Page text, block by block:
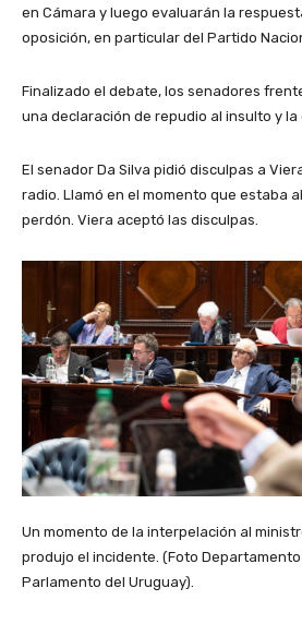
en Cámara y luego evaluarán la
oposición, en particular del Partido
Finalizado el debate, los senadores
una declaración de repudio al insulto y la
El senador Da Silva pidió disculpas a
radio. Llamó en el momento que estaba
perdón. Viera aceptó las disculpas.
Un momento de la interpelación al
produjo el incidente. (Foto
Parlamento del Uruguay).